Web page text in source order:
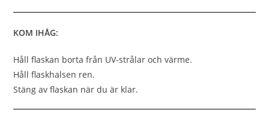
KOM IHÅG:
Håll flaskan borta från UV-strålar och värme.
Håll flaskhalsen ren.
Stäng av flaskan när du är klar.